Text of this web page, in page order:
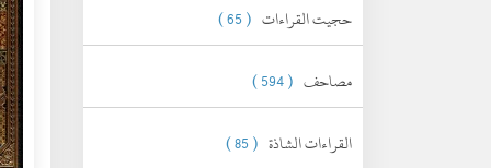
حجيت القراءات ( 65 )
مصاحف ( 594 )
القراءات الشاذة ( 85 )